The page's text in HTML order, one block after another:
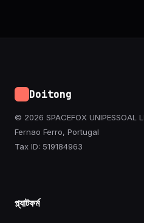
Doitong
© 2026 SPACEFOX UNIPESSOAL
Fernao Ferro, Portugal
Tax ID: 519184963
প্ল্যাটফর্ম